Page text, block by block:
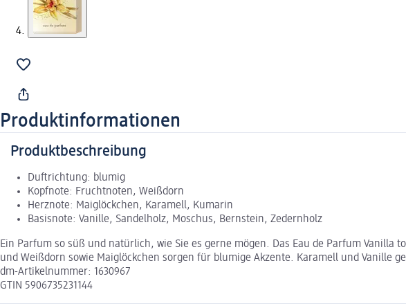
Produktinformationen
Produktbeschreibung
Duftrichtung: blumig
Kopfnote: Fruchtnoten, Weißdorn
Herznote: Maiglöckchen, Karamell, Kumarin
Basisnote: Vanille, Sandelholz, Moschus, Bernstein, Zedernholz
Ein Parfum so süß und natürlich, wie Sie es gerne mögen. Das Eau de Parfum Vanilla
und Weißdorn sowie Maiglöckchen sorgen für blumige Akzente. Karamell und Vanille
dm-Artikelnummer: 1630967
GTIN 5906735231144